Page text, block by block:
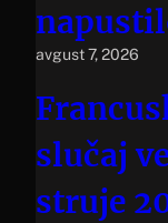
avgust 7, 2026
slučaj
struje